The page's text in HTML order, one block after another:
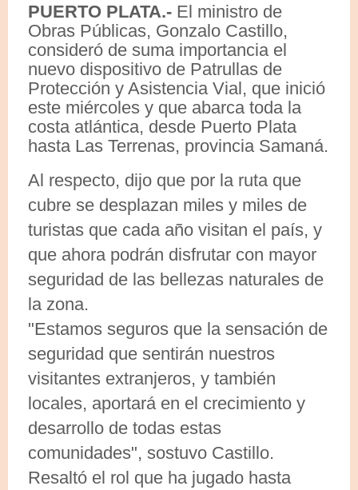
PUERTO PLATA.- El ministro de
Obras Públicas, Gonzalo Castillo,
consideró de suma importancia el
nuevo dispositivo de Patrullas de
Protección y Asistencia Vial, que inició
este miércoles y que abarca toda la
costa atlántica, desde Puerto Plata
hasta Las Terrenas, provincia Samaná.
Al respecto, dijo que por la ruta que
cubre se desplazan miles y miles de
turistas que cada año visitan el país, y
que ahora podrán disfrutar con mayor
seguridad de las bellezas naturales de
la zona.
"Estamos seguros que la sensación de
seguridad que sentirán nuestros
visitantes extranjeros, y también
locales, aportará en el crecimiento y
desarrollo de todas estas
comunidades", sostuvo Castillo.
Resaltó el rol que ha jugado hasta